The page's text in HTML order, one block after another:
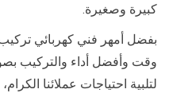
كبيرة وصغيرة.
بفضل أمهر فني كهربائي تركيب
وقت وأفضل أداء والتركيب
لتلبية احتياجات عملائنا